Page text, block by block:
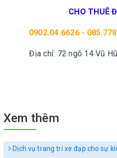
CHO THUÊ
0902.04.6626 -
Địa chỉ: 72 ngõ 14 Vũ
Xem thêm
Dịch vụ trang trí xe đạp cho sự